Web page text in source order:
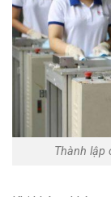
Thành lập